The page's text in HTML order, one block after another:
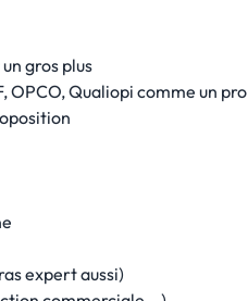
gros plus
OPCO, Qualiopi comme un pro
expert aussi)